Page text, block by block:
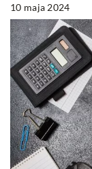
10 maja 2024